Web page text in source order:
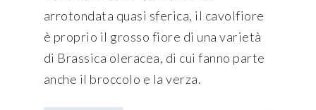
arrotondata quasi sferica, il cavolfiore
è proprio il grosso fiore di una varietà
di Brassica oleracea, di cui fanno parte
anche il broccolo e la verza.